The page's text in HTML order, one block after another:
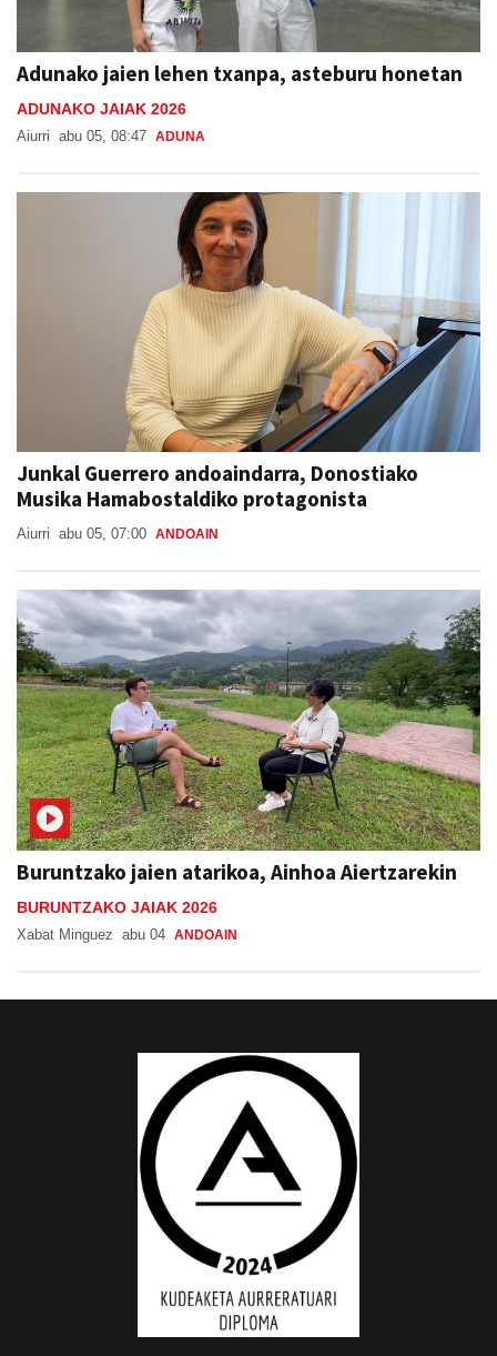
Adunako jaien lehen txanpa, asteburu honetan
ADUNAKO JAIAK 2026
Aiurri abu 05, 08:47 ADUNA
Junkal Guerrero andoaindarra, Donostiako
Musika Hamabostaldiko protagonista
Aiurri abu 05, 07:00 ANDOAIN
Buruntzako jaien atarikoa, Ainhoa Aiertzarekin
BURUNTZAKO JAIAK 2026
Xabat Minguez abu 04 ANDOAIN